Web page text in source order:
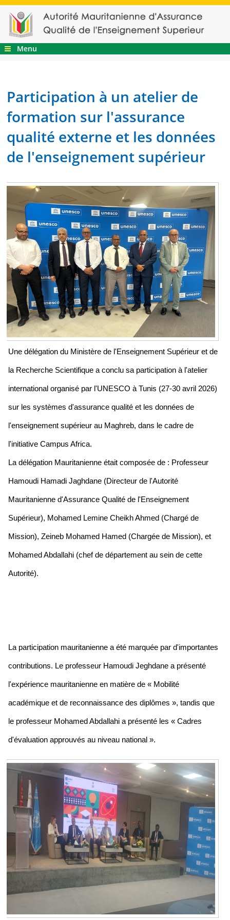
Menu
Participation à un atelier de
formation sur l'assurance
qualité externe et les données
de l'enseignement supérieur
Une délégation du Ministère de l'Enseignement Supérieur et de
la Recherche Scientifique a conclu sa participation à l'atelier
international organisé par l'UNESCO à Tunis (27-30 avril 2026)
sur les systèmes d'assurance qualité et les données de
l'enseignement supérieur au Maghreb, dans le cadre de
l'initiative Campus Africa.
La délégation Mauritanienne était composée de : Professeur
Hamoudi Hamadi Jaghdane (Directeur de l'Autorité
Mauritanienne d'Assurance Qualité de l'Enseignement
Supérieur), Mohamed Lemine Cheikh Ahmed (Chargé de
Mission), Zeineb Mohamed Hamed (Chargée de Mission), et
Mohamed Abdallahi (chef de département au sein de cette
Autorité).
La participation mauritanienne a été marquée par d'importantes
contributions. Le professeur Hamoudi Jeghdane a présenté
l'expérience mauritanienne en matière de « Mobilité
académique et de reconnaissance des diplômes », tandis que
le professeur Mohamed Abdallahi a présenté les « Cadres
d'évaluation approuvés au niveau national ».